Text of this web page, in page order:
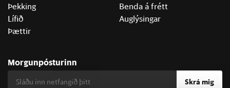
Þekking
Lífið
Þættir
Benda á frétt
Auglýsingar
Morgunpósturinn
Skrá mig